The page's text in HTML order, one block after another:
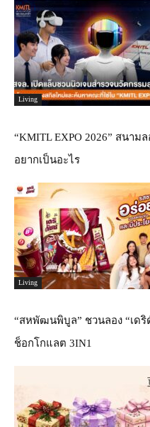
Living
“KMITL EXPO 2026” สนาม
อยากเป็นอะไร
Living
“สหพัฒนพิบูล” ชวนลอง “เด
ช็อกโกแลต 3IN1